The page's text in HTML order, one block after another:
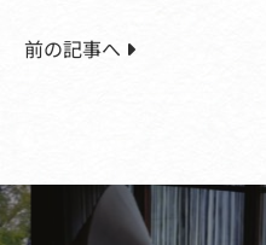
前の記事へ